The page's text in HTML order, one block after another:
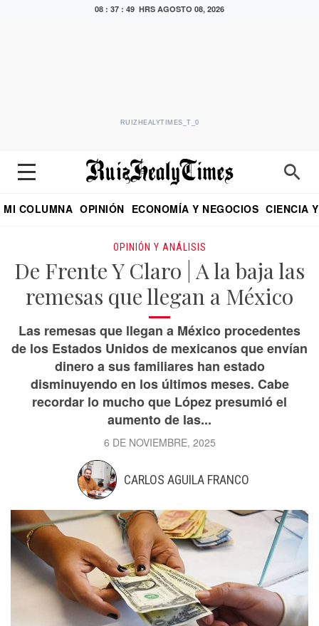
08 : 37 : 50 HRS AGOSTO 08, 2026
RUIZHEALYTIMES_T_0
MI COLUMNA OPINIÓN ECONOMÍA Y NEGOCIOS CIENCIA
OPINIÓN Y ANÁLISIS
De Frente Y Claro | A la baja las
remesas que llegan a México
Las remesas que llegan a México procedentes
de los Estados Unidos de mexicanos que envían
dinero a sus familiares han estado
disminuyendo en los últimos meses. Cabe
recordar lo mucho que López presumió el
aumento de las...
6 DE NOVIEMBRE, 2025
CARLOS AGUILA FRANCO